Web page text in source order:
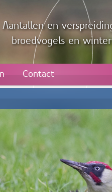
Aantallen en
broedvogels en
Contact